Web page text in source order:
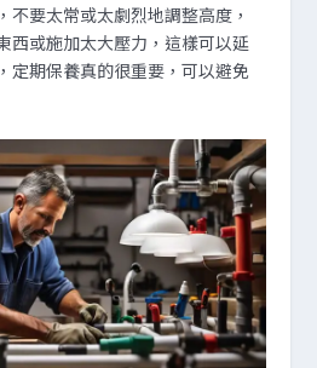
不要太常或太劇烈地調整高度，
西或施加太大壓力，這樣可以延
定期保養真的很重要，可以避免